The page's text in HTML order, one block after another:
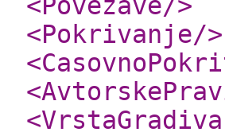
<Pokrivanje/>
<VrstaGradiva